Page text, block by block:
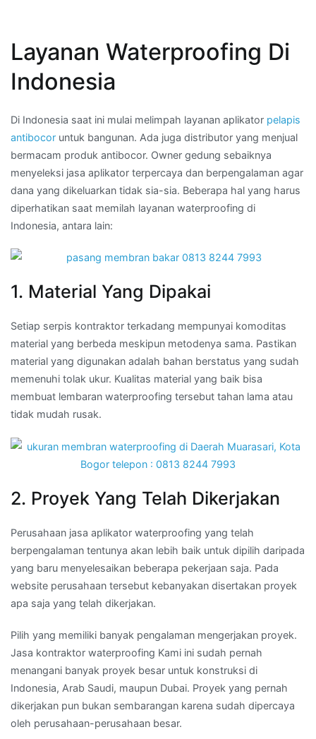
Layanan Waterproofing Di
Indonesia
Di Indonesia saat ini mulai melimpah layanan aplikator pelapis
antibocor untuk bangunan. Ada juga distributor yang menjual
bermacam produk antibocor. Owner gedung sebaiknya
menyeleksi jasa aplikator terpercaya dan berpengalaman agar
dana yang dikeluarkan tidak sia-sia. Beberapa hal yang harus
diperhatikan saat memilah layanan waterproofing di
Indonesia, antara lain:
1. Material Yang Dipakai
Setiap serpis kontraktor terkadang mempunyai komoditas
material yang berbeda meskipun metodenya sama. Pastikan
material yang digunakan adalah bahan berstatus yang sudah
memenuhi tolak ukur. Kualitas material yang baik bisa
membuat lembaran waterproofing tersebut tahan lama atau
tidak mudah rusak.
2. Proyek Yang Telah Dikerjakan
Perusahaan jasa aplikator waterproofing yang telah
berpengalaman tentunya akan lebih baik untuk dipilih daripada
yang baru menyelesaikan beberapa pekerjaan saja. Pada
website perusahaan tersebut kebanyakan disertakan proyek
apa saja yang telah dikerjakan.
Pilih yang memiliki banyak pengalaman mengerjakan proyek.
Jasa kontraktor waterproofing Kami ini sudah pernah
menangani banyak proyek besar untuk konstruksi di
Indonesia, Arab Saudi, maupun Dubai. Proyek yang pernah
dikerjakan pun bukan sembarangan karena sudah dipercaya
oleh perusahaan-perusahaan besar.